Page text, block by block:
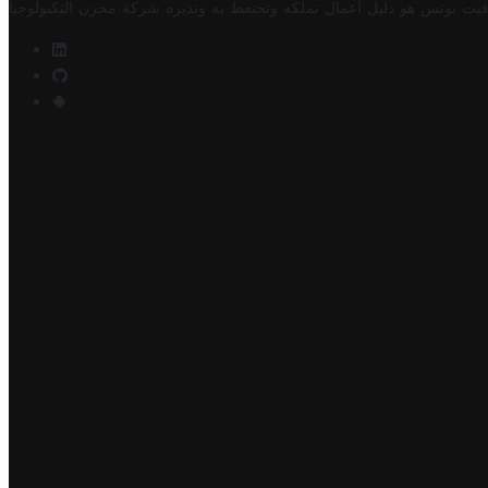
تونس هو دليل أعمال تملكه وتحتفظ به وتديره شركة مخزن التكنولوجيا